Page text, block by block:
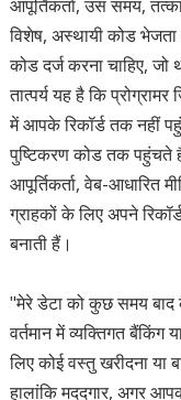
आपूर्तिकर्ता, उस समय,
विशेष, अस्थायी कोड
कोड दर्ज करना चाहिए,
तात्पर्य यह है कि
में आपके रिकॉर्ड तक नहीं
पुष्टिकरण कोड तक पहुंचते
आपूर्तिकर्ता, वेब-आधारित
ग्राहकों के लिए अपने
बनाती हैं।
"मेरे डेटा को कुछ समय
वर्तमान में व्यक्तिगत बैंकिंग
लिए कोई वस्तु खरीदना
हालांकि मददगार, अगर